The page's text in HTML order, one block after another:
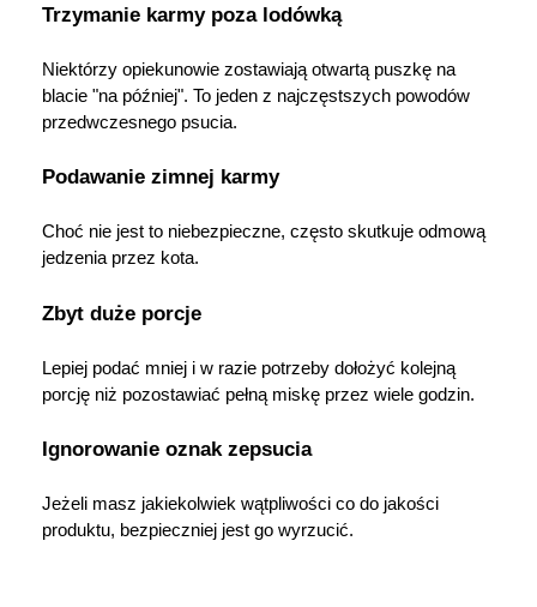
Trzymanie karmy poza lodówką
Niektórzy opiekunowie zostawiają otwartą puszkę na
blacie "na później". To jeden z najczęstszych powodów
przedwczesnego psucia.
Podawanie zimnej karmy
Choć nie jest to niebezpieczne, często skutkuje odmową
jedzenia przez kota.
Zbyt duże porcje
Lepiej podać mniej i w razie potrzeby dołożyć kolejną
porcję niż pozostawiać pełną miskę przez wiele godzin.
Ignorowanie oznak zepsucia
Jeżeli masz jakiekolwiek wątpliwości co do jakości
produktu, bezpieczniej jest go wyrzucić.